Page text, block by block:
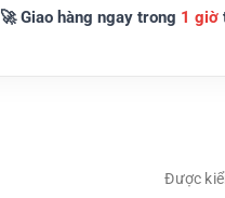
🚀 Giao hàng ngay trong 1 giờ
Được